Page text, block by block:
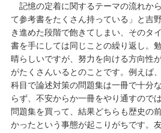
記憶の定着に関するテーマの流れか
て参考書をたくさん持っている」と吉
き進めた段階で飽きてしまい、そのタ
書を手にしては同じことの繰り返し。
晴らしいですが、努力を向ける方向性
がたくさんいるとのことです。例えば
科目で論述対策の問題集は一冊で十分
らず、不安からか一冊をやり通すので
問題集を買って、結果どちらも歴史の
かったという事態が起こりがちです。